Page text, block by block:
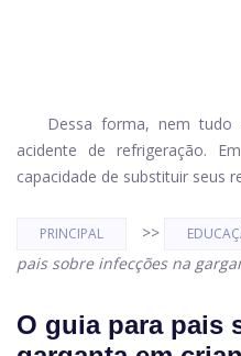
Dessa forma, nem
acidente de refrigeração.
capacidade de substituir seus
PRINCIPAL >>
pais sobre infecções na
O guia para pais